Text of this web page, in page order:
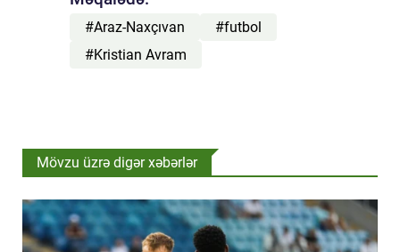
#Araz-Naxçıvan
#futbol
#Kristian Avram
Mövzu üzrə digər xəbərlər